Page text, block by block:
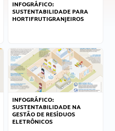
INFOGRÁFICO:
SUSTENTABILIDADE PARA
HORTIFRUTIGRANJEIROS
INFOGRÁFICO:
SUSTENTABILIDADE NA
GESTÃO DE RESÍDUOS
ELETRÔNICOS